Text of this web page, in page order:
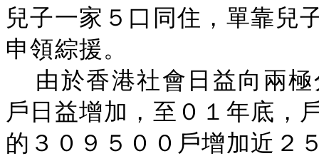
兒子一家５口同住，單靠兒
申領綜援。
由於香港社會日益向兩
戶日益增加，至０１年底，
的３０９５００戶增加近２